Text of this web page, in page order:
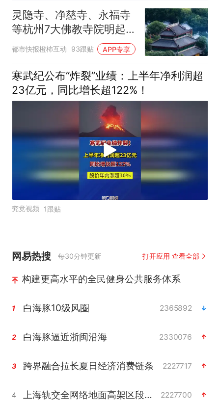
灵隐寺、净慈寺、永福寺
等杭州7大佛教寺院明起
临时关闭，别跑空了
都市快报橙柿互动 93跟贴 APP专享
寒武纪公布“炸裂”业绩：上半年净利润超
23亿元，同比增长超122%！
究竟视频 1跟贴
网易热搜 每30分钟更新 打开应用 查看全部
构建更高水平的全民健身公共服务体系
1 白海豚10级风圈 2365892
2 白海豚逼近浙闽沿海 2330076
3 跨界融合拉长夏日经济消费链条 2227717
4 上海轨交全网络地面高架区段限速运行 2227700